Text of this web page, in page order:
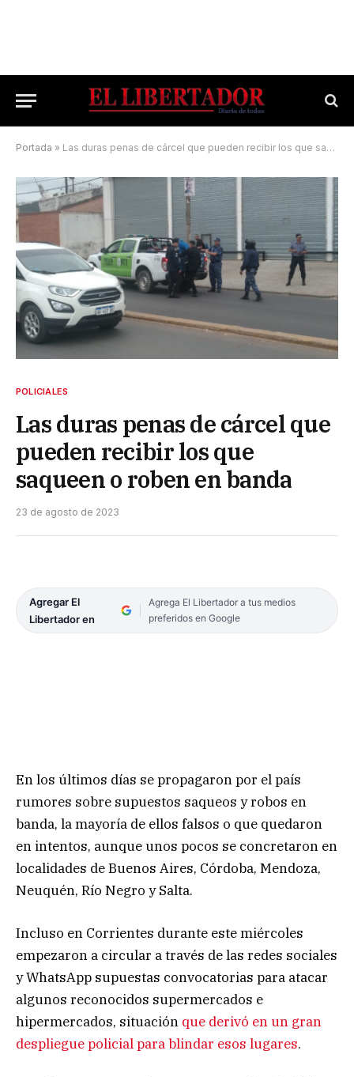
Portada » Las duras penas de cárcel que pueden recibir los que saqueen o roben en banda
POLICIALES
Las duras penas de cárcel que
pueden recibir los que
saqueen o roben en banda
23 de agosto de 2023
Agregar El
Libertador en
Agrega El Libertador a tus medios
preferidos en Google
En los últimos días se propagaron por el país
rumores sobre supuestos saqueos y robos en
banda, la mayoría de ellos falsos o que quedaron
en intentos, aunque unos pocos se concretaron en
localidades de Buenos Aires, Córdoba, Mendoza,
Neuquén, Río Negro y Salta.
Incluso en Corrientes durante este miércoles
empezaron a circular a través de las redes sociales
y WhatsApp supuestas convocatorias para atacar
algunos reconocidos supermercados e
hipermercados, situación que derivó en un gran
despliegue policial para blindar esos lugares.